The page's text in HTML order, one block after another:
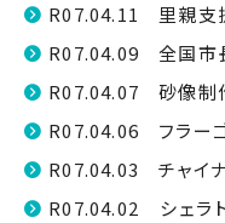
R07.04.11 里親支
R07.04.09 全国市
R07.04.07 砂像制
R07.04.06 フラー
R07.04.03 チャイ
R07.04.02 シェラ